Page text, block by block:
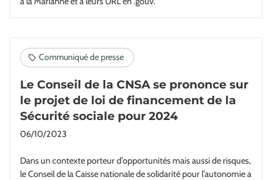
Le Conseil de la CNSA se prononce sur
le projet de loi de financement de la
Sécurité sociale pour 2024
06/10/2023
Dans un contexte porteur d’opportunités mais aussi de risques,
le Conseil de la Caisse nationale de solidarité pour l’autonomie a